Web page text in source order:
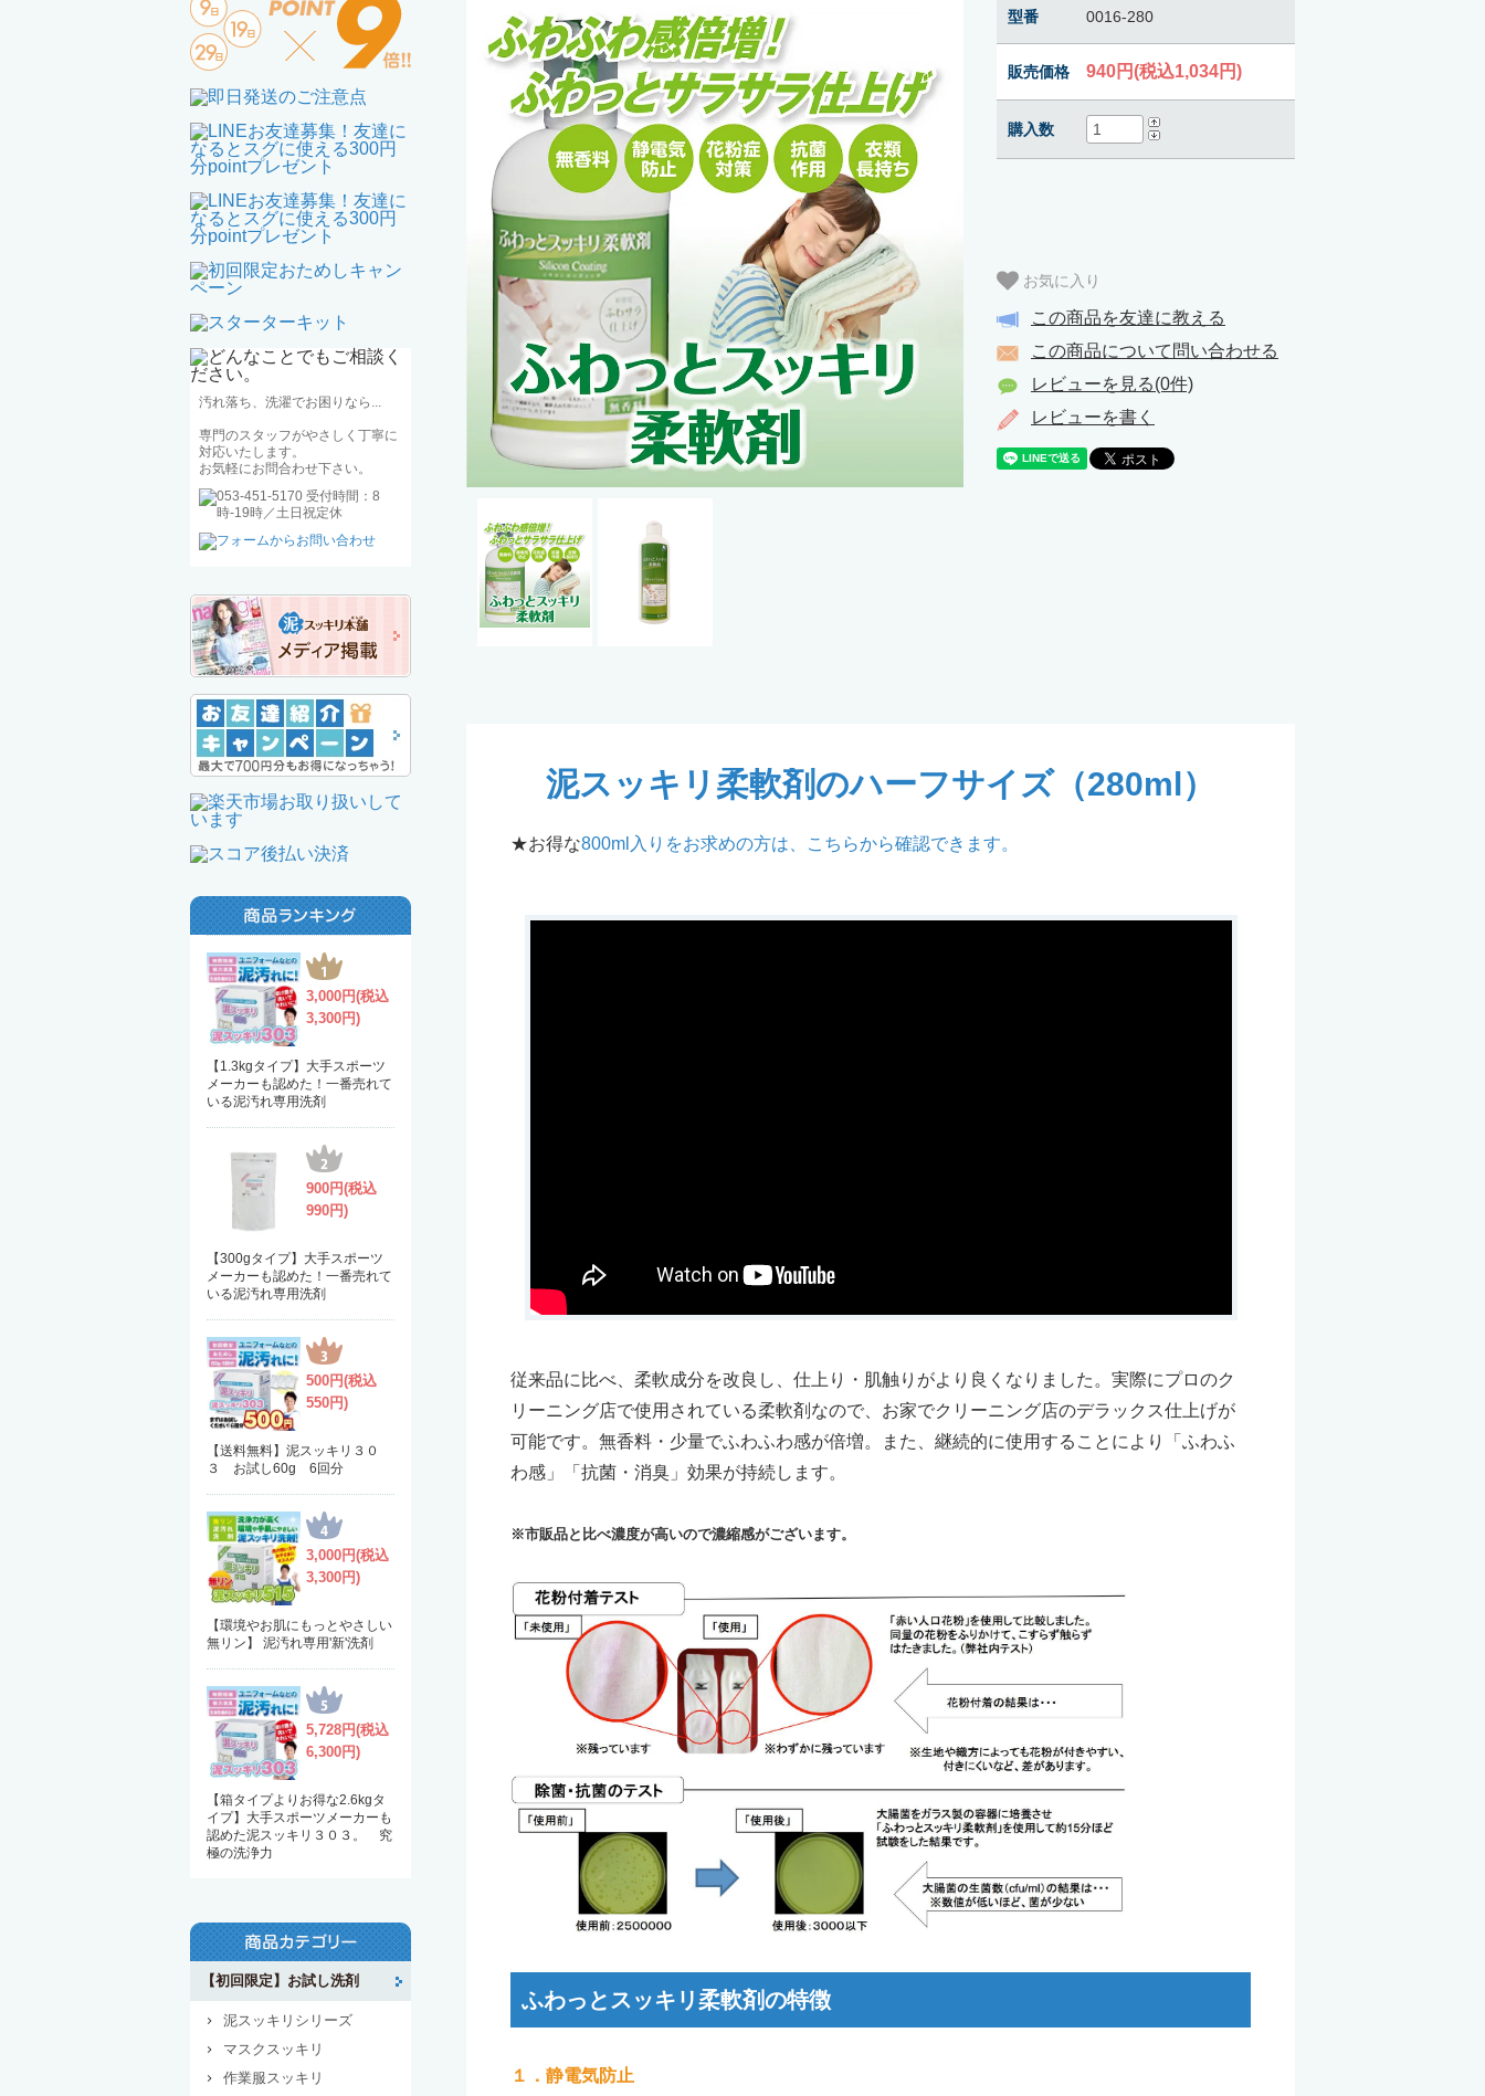
型番 0016-280
販売価格 940円(税込1,034円)
購入数
お気に入り
この商品を友達に教える
この商品について問い合わせる
レビューを見る(0件)
レビューを書く
泥スッキリ柔軟剤のハーフサイズ（280ml）
★お得な800ml入りをお求めの方は、こちらから確認できます。
従来品に比べ、柔軟成分を改良し、仕上り・肌触りがより良くなりました。実際にプロのク
リーニング店で使用されている柔軟剤なので、お家でクリーニング店のデラックス仕上げが
可能です。無香料・少量でふわふわ感が倍増。また、継続的に使用することにより「ふわふ
わ感」「抗菌・消臭」効果が持続します。
※市販品と比べ濃度が高いので濃縮感がございます。
ふわっとスッキリ柔軟剤の特徴
１．静電気防止
汚れ落ち、洗濯でお困りなら...
専門のスタッフがやさしく丁寧に
対応いたします。
お気軽にお問合わせ下さい。
3,000円(税込
3,300円)
【1.3kgタイプ】大手スポーツ
メーカーも認めた！一番売れて
いる泥汚れ専用洗剤
900円(税込
990円)
【300gタイプ】大手スポーツ
メーカーも認めた！一番売れて
いる泥汚れ専用洗剤
500円(税込
550円)
【送料無料】泥スッキリ３０
３ お試し60g 6回分
3,000円(税込
3,300円)
【環境やお肌にもっとやさしい
無リン】 泥汚れ専用'新'洗剤
5,728円(税込
6,300円)
【箱タイプよりお得な2.6kgタ
イプ】大手スポーツメーカーも
認めた泥スッキリ３０３。 究
極の洗浄力
【初回限定】お試し洗剤
泥スッキリシリーズ
マスクスッキリ
作業服スッキリ